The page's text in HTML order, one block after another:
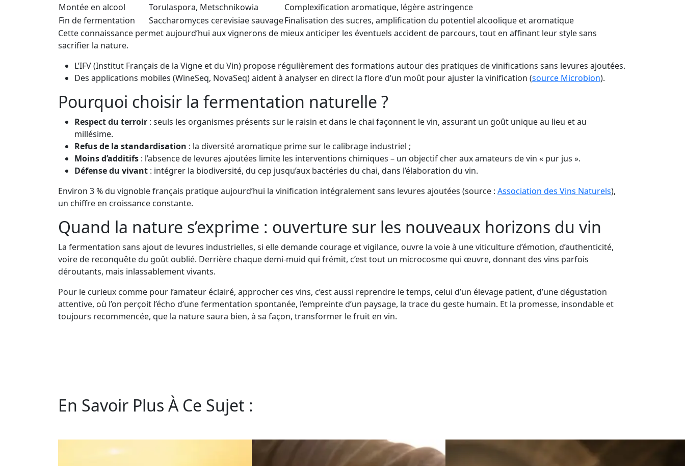
Montée en alcool
Torulaspora, Metschnikowia
Complexification aromatique, légère astringence
Fin de fermentation
Saccharomyces cerevisiae sauvageFinalisation des sucres, amplification du potentiel alcoolique et aromatique
Cette connaissance permet aujourd’hui aux vignerons de mieux anticiper les éventuels accident de parcours, tout en affinant leur style sans
sacrifier la nature.
L’IFV (Institut Français de la Vigne et du Vin) propose régulièrement des formations autour des pratiques de vinifications sans levures ajoutées.
Des applications mobiles (WineSeq, NovaSeq) aident à analyser en direct la flore d’un moût pour ajuster la vinification (source Microbion).
Pourquoi choisir la fermentation naturelle ?
Respect du terroir : seuls les organismes présents sur le raisin et dans le chai façonnent le vin, assurant un goût unique au lieu et au
millésime.
Refus de la standardisation : la diversité aromatique prime sur le calibrage industriel ;
Moins d’additifs : l’absence de levures ajoutées limite les interventions chimiques – un objectif cher aux amateurs de vin « pur jus ».
Défense du vivant : intégrer la biodiversité, du cep jusqu’aux bactéries du chai, dans l’élaboration du vin.
Environ 3 % du vignoble français pratique aujourd’hui la vinification intégralement sans levures ajoutées (source : Association des Vins Naturels),
un chiffre en croissance constante.
Quand la nature s’exprime : ouverture sur les nouveaux horizons du vin
La fermentation sans ajout de levures industrielles, si elle demande courage et vigilance, ouvre la voie à une viticulture d’émotion, d’authenticité,
voire de reconquête du goût oublié. Derrière chaque demi-muid qui frémit, c’est tout un microcosme qui œuvre, donnant des vins parfois
déroutants, mais inlassablement vivants.
Pour le curieux comme pour l’amateur éclairé, approcher ces vins, c’est aussi reprendre le temps, celui d’un élevage patient, d’une dégustation
attentive, où l’on perçoit l’écho d’une fermentation spontanée, l’empreinte d’un paysage, la trace du geste humain. Et la promesse, insondable et
toujours recommencée, que la nature saura bien, à sa façon, transformer le fruit en vin.
En Savoir Plus À Ce Sujet :